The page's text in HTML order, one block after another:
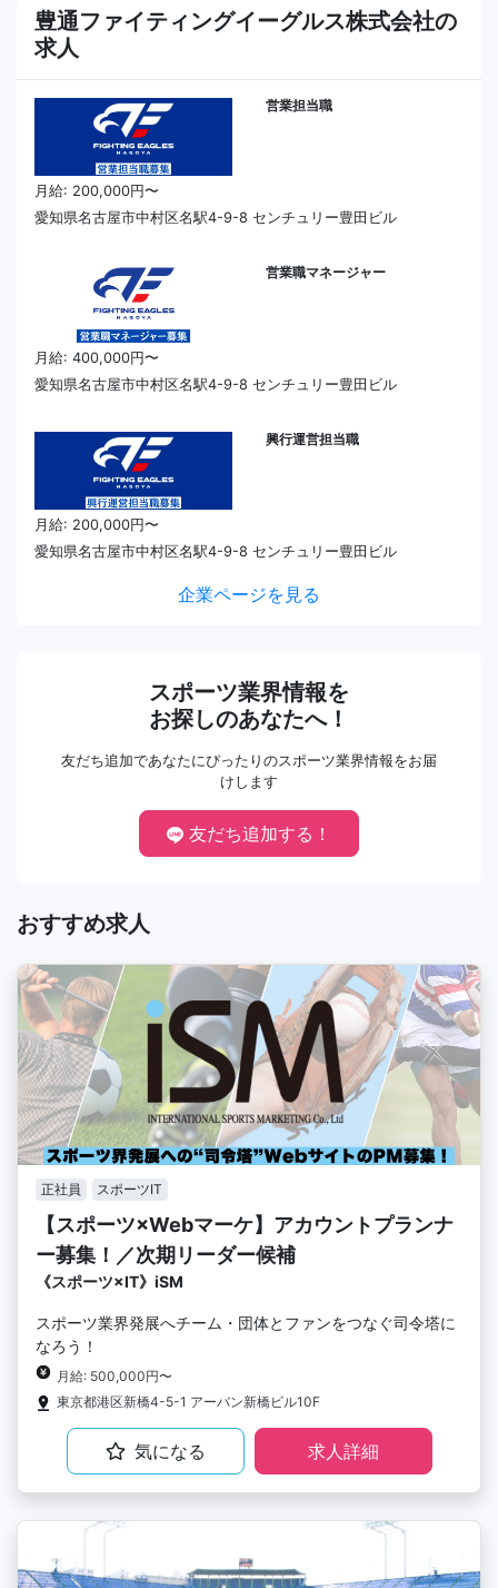
豊通ファイティングイーグルス株式会社の
求人
営業担当職
月給: 200,000円〜
愛知県名古屋市中村区名駅4-9-8 センチュリー豊田ビル
営業職マネージャー
月給: 400,000円〜
愛知県名古屋市中村区名駅4-9-8 センチュリー豊田ビル
興行運営担当職
月給: 200,000円〜
愛知県名古屋市中村区名駅4-9-8 センチュリー豊田ビル
企業ページを見る
スポーツ業界情報を
お探しのあなたへ！
友だち追加であなたにぴったりのスポーツ業界情報をお届
けします
友だち追加する！
おすすめ求人
正社員 スポーツIT
【スポーツ×Webマーケ】アカウントプランナ
ー募集！／次期リーダー候補
《スポーツ×IT》iSM
スポーツ業界発展へチーム・団体とファンをつなぐ司令塔に
なろう！
月給: 500,000円〜
東京都港区新橋4-5-1 アーバン新橋ビル10F
気になる 求人詳細